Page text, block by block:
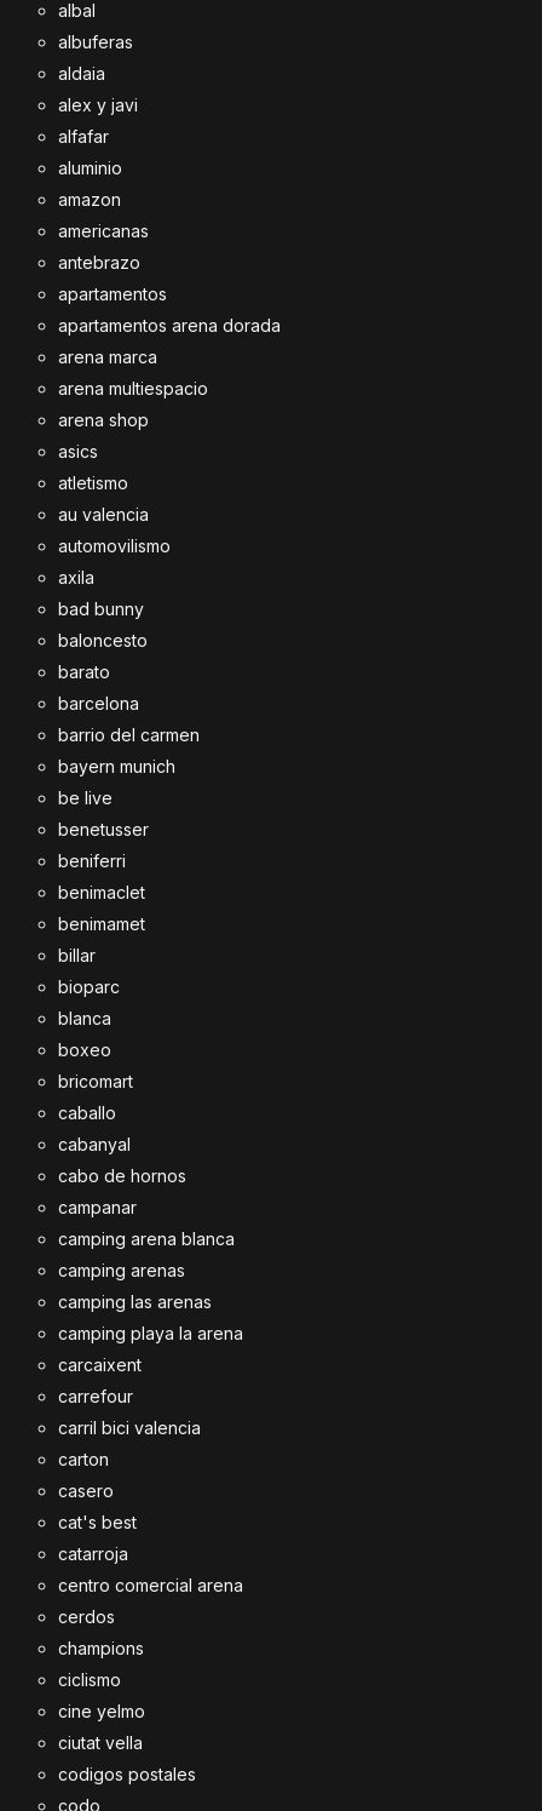
albal
albuferas
aldaia
alex y javi
alfafar
aluminio
amazon
americanas
antebrazo
apartamentos
apartamentos arena dorada
arena marca
arena multiespacio
arena shop
asics
atletismo
au valencia
automovilismo
axila
bad bunny
baloncesto
barato
barcelona
barrio del carmen
bayern munich
be live
benetusser
beniferri
benimaclet
benimamet
billar
bioparc
blanca
boxeo
bricomart
caballo
cabanyal
cabo de hornos
campanar
camping arena blanca
camping arenas
camping las arenas
camping playa la arena
carcaixent
carrefour
carril bici valencia
carton
casero
cat's best
catarroja
centro comercial arena
cerdos
champions
ciclismo
cine yelmo
ciutat vella
codigos postales
codo